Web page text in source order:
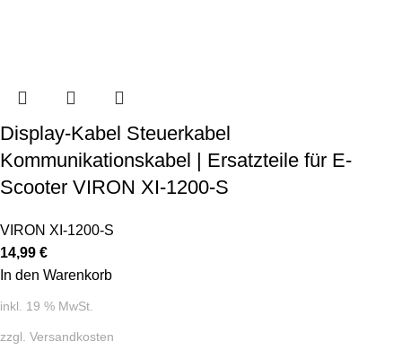
Display-Kabel Steuerkabel
Kommunikationskabel | Ersatzteile für E-
Scooter VIRON XI-1200-S
VIRON XI-1200-S
14,99 €
In den Warenkorb
inkl. 19 % MwSt.
zzgl. Versandkosten